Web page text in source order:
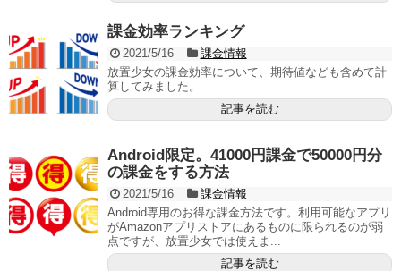
課金効率ランキング
2021/5/16
課金情報
放置少女の課金効率について、期待値なども含めて計
算してみました。
記事を読む
Android限定。41000円課金で50000円分
の課金をする方法
2021/5/16
課金情報
Android専用のお得な課金方法です。利用可能なアプリ
がAmazonアプリストアにあるものに限られるのが弱
点ですが、放置少女では使えま...
記事を読む